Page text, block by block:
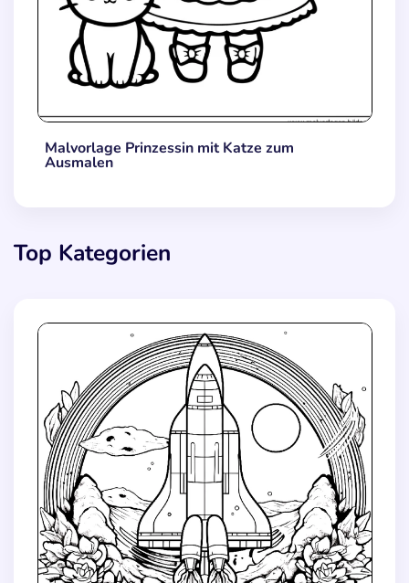
Malvorlage Prinzessin mit Katze zum
Ausmalen
Top Kategorien